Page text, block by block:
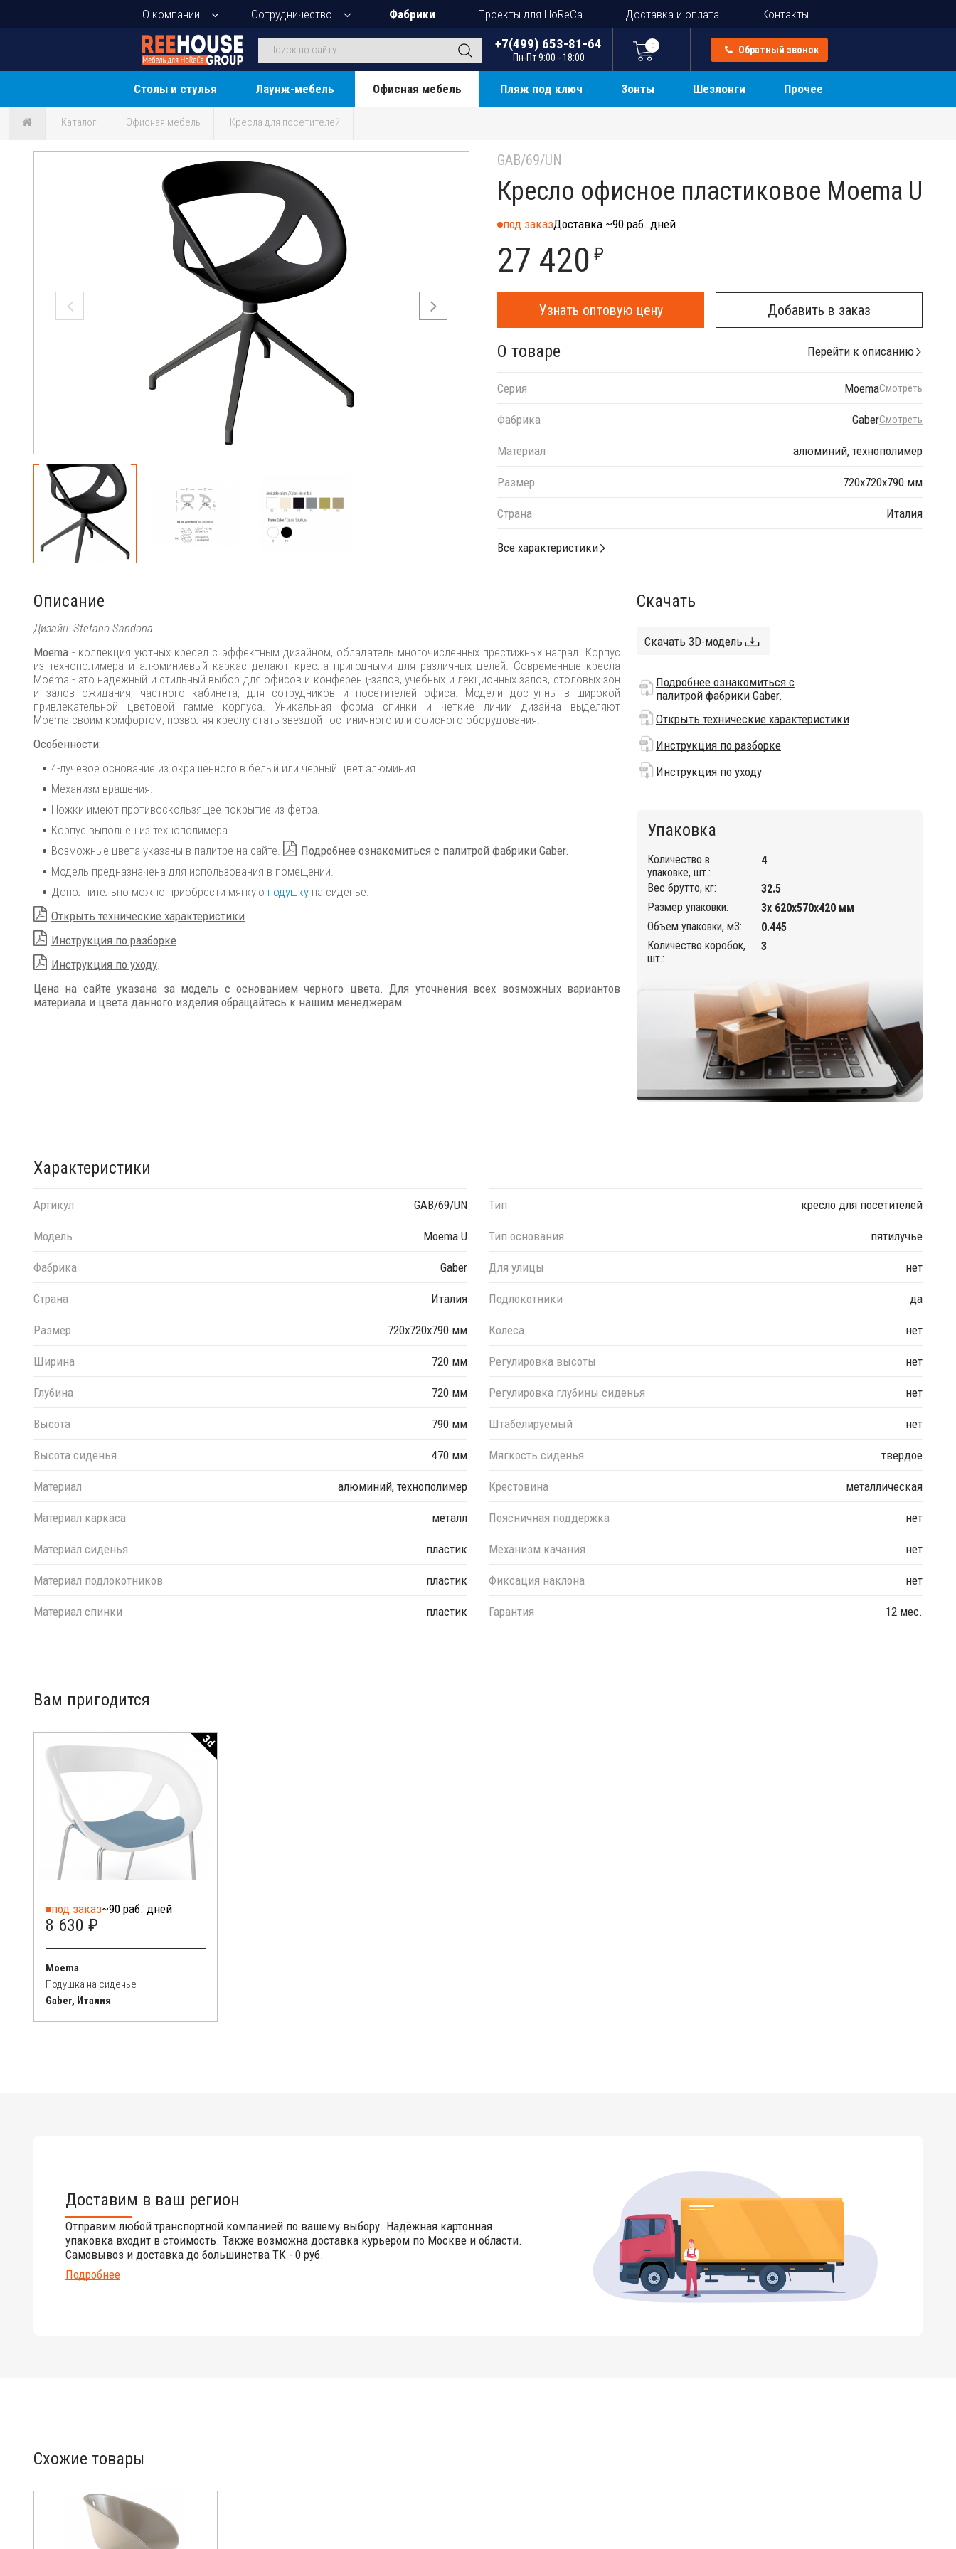
О компании Сотрудничество Фабрики Проекты для HoReCa Доставка и оплата Контакты
+7(499) 653-81-64
Пн-Пт 9:00 - 18:00
0 Обратный звонок
Столы и стулья Лаунж-мебель Офисная мебель Пляж под ключ Зонты Шезлонги Прочее
Каталог Офисная мебель Кресла для посетителей
GAB/69/UN
Кресло офисное пластиковое Moema U
под заказДоставка ~90 раб. дней
27 420 ₽
Узнать оптовую цену Добавить в заказ
О товаре Перейти к описанию
Серия MoemaСмотреть
Фабрика GaberСмотреть
Материал алюминий, технополимер
Размер 720х720х790 мм
Страна Италия
Все характеристики
Описание
Дизайн: Stefano Sandona.
Moema- коллекция уютных кресел с эффектным дизайном, обладатель многочисленных престижных наград. Корпус
из технополимера и алюминиевый каркас делают кресла пригодными для различных целей. Современные кресла
Moema - это надежный и стильный выбор для офисов и конференц-залов, учебных и лекционных залов, столовых зон
и залов ожидания, частного кабинета, для сотрудников и посетителей офиса. Модели доступны в широкой
привлекательной цветовой гамме корпуса. Уникальная форма спинки и четкие линии дизайна выделяют
Moema своим комфортом, позволяя креслу стать звездой гостиничного или офисного оборудования.
Особенности:
4-лучевое основание из окрашенного в белый или черный цвет алюминия.
Механизм вращения.
Ножки имеют противоскользящее покрытие из фетра.
Корпус выполнен из технополимера.
Возможные цвета указаны в палитре на сайте.
Подробнее ознакомиться с палитрой фабрики Gaber.
Модель предназначена для использования в помещении.
Дополнительно можно приобрести мягкую подушку на сиденье.
Открыть технические характеристики.
Инструкция по разборке.
Инструкция по уходу.
Цена на сайте указана за модель с основанием черного цвета. Для уточнения всех возможных вариантов
материала и цвета данного изделия обращайтесь к нашим менеджерам.
Скачать
Скачать 3D-модель
Подробнее ознакомиться с
палитрой фабрики Gaber.
Открыть технические характеристики
Инструкция по разборке
Инструкция по уходу
Упаковка
Количество в
упаковке, шт.:
4
Вес брутто, кг:
32.5
Размер упаковки:
3х 620х570х420 мм
Объем упаковки, м3:
0.445
Количество коробок,
шт.:
3
Характеристики
Артикул GAB/69/UN
Модель Moema U
Фабрика Gaber
Страна Италия
Размер 720х720х790 мм
Ширина 720 мм
Глубина 720 мм
Высота 790 мм
Высота сиденья 470 мм
Материал алюминий, технополимер
Материал каркаса металл
Материал сиденья пластик
Материал подлокотников пластик
Материал спинки пластик
Тип кресло для посетителей
Тип основания пятилучье
Для улицы нет
Подлокотники да
Колеса нет
Регулировка высоты нет
Регулировка глубины сиденья нет
Штабелируемый нет
Мягкость сиденья твердое
Крестовина металлическая
Поясничная поддержка нет
Механизм качания нет
Фиксация наклона нет
Гарантия 12 мес.
Вам пригодится
3d
под заказ~90 раб. дней
8 630 ₽
Moema
Подушка на сиденье
Gaber, Италия
Доставим в ваш регион
Отправим любой транспортной компанией по вашему выбору. Надёжная картонная
упаковка входит в стоимость. Также возможна доставка курьером по Москве и области.
Самовывоз и доставка до большинства ТК - 0 руб.
Подробнее
Схожие товары